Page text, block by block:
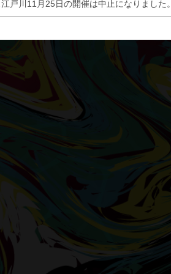
戸川11月25日の開催は中止になりました。